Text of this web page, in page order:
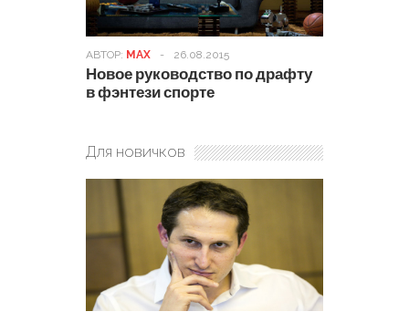
АВТОР: MAX - 26.08.2015
Новое руководство по драфту
в фэнтези спорте
Для новичков